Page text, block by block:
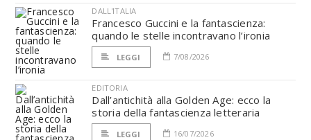
DALL'ITALIA
Francesco Guccini e la fantascienza:
quando le stelle incontravano l’ironia
LEGGI 7/08/2026
EDITORIA
Dall’antichità alla Golden Age: ecco la
storia della fantascienza letteraria
LEGGI 16/07/2026